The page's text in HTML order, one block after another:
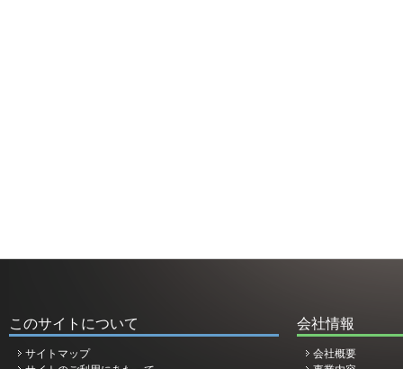
このサイトについて
サイトマップ
会社情報
会社概要